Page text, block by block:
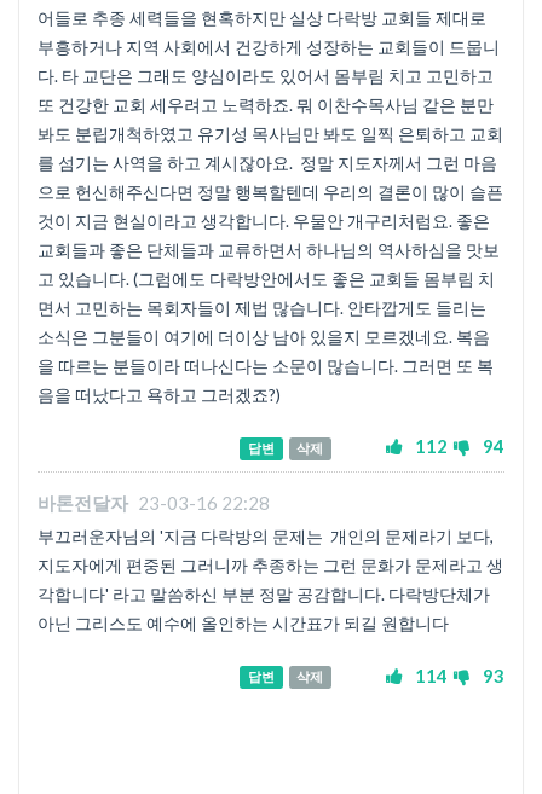
어들로 추종 세력들을 현혹하지만 실상 다락방 교회들 제대로
부흥하거나 지역 사회에서 건강하게 성장하는 교회들이 드뭅니
다. 타 교단은 그래도 양심이라도 있어서 몸부림 치고 고민하고
또 건강한 교회 세우려고 노력하죠. 뭐 이찬수목사님 같은 분만
봐도 분립개척하였고 유기성 목사님만 봐도 일찍 은퇴하고 교회
를 섬기는 사역을 하고 계시잖아요. 정말 지도자께서 그런 마음
으로 헌신해주신다면 정말 행복할텐데 우리의 결론이 많이 슬픈
것이 지금 현실이라고 생각합니다. 우물안 개구리처럼요. 좋은
교회들과 좋은 단체들과 교류하면서 하나님의 역사하심을 맛보
고 있습니다. (그럼에도 다락방안에서도 좋은 교회들 몸부림 치
면서 고민하는 목회자들이 제법 많습니다. 안타깝게도 들리는
소식은 그분들이 여기에 더이상 남아 있을지 모르겠네요. 복음
을 따르는 분들이라 떠나신다는 소문이 많습니다. 그러면 또 복
음을 떠났다고 욕하고 그러겠죠?)
112 94
답변 삭제
바톤전달자 23-03-16 22:28
부끄러운자님의 '지금 다락방의 문제는 개인의 문제라기 보다,
지도자에게 편중된 그러니까 추종하는 그런 문화가 문제라고 생
각합니다' 라고 말씀하신 부분 정말 공감합니다. 다락방단체가
아닌 그리스도 예수에 올인하는 시간표가 되길 원합니다
114 93
답변 삭제